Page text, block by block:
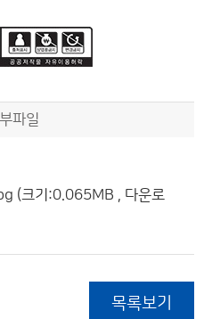
파일
(크기:0.065MB , 다운로
목록보기